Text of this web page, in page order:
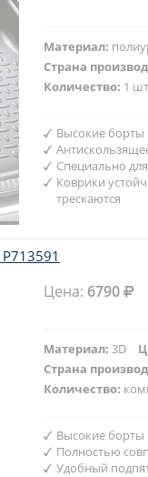
Материал:
Страна
Количество: 1
Высокие борты
Специально
Коврики
трескаются
Цена:6790
Материал:3D
Страна
Количество:
Высокие борты
Полностью
Удобный